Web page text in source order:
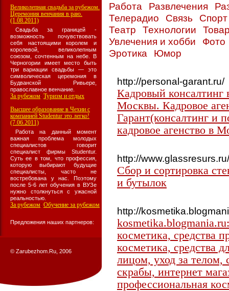
Великолепная свадьба за рубежом.
Церемония венчания в раю.
(1.08.2011)
Свадьба за границей -
возможность почувствовать
себя настоящими королем и
королевой, великолепным
союзом, сочтенным на небе. В
Черногории имеет место быть
три вариации свадьбы — это
символическая церемония в
Будванской Ривьере,
православное венчание.
За рубежом: Туризм и отдых
Высшее образование в Чехии с
компанией Studentur это легко!
(7.06.2011)
Работа на данный момент
важная проблема молодых
специалистов говорит
специалист фирмы Studentur.
Суть ее в том, что профессия,
которую выбирают будущие
специалисты, часто не
востребована у нас. Поэтому
после 5-6 лет обучения в ВУЗе
нужно столкнуться с ужасной
реальностью.
За рубежом: Обучение за рубежом
Предложения наших партнеров:
© Zarubezhom.Ru, 2006
Работа
Развлечения
Телерадио
Связь
Театр
Технологии
Увлечения и хобби
Фото
Эротика
Юмор
http://personal-garant.ru/
Кадровый консалтинг
Москвы. Кадровое
Гарант(консалтинг и
кадровое агенство в
http://www.glassresurs.ru/
Сбор и сортировка
и бутылок
http://
косметика, средства
косметика, средства
лицом, уход за телом,
скрабы, интернет
профессиональная